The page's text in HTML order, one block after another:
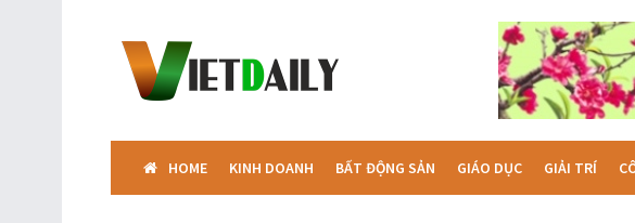
HOME KINH DOANH BẤT ĐỘNG SẢN GIÁO DỤC GIẢI TRÍ